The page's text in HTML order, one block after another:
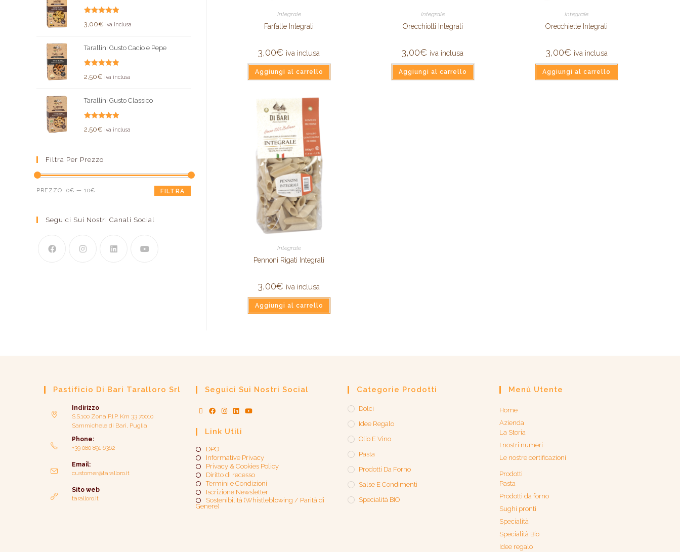
Integrale
Farfalle Integrali
3,00€ iva inclusa
Aggiungi al carrello
Integrale
Orecchiotti Integrali
3,00€ iva inclusa
Aggiungi al carrello
Integrale
Orecchiette Integrali
3,00€ iva inclusa
Aggiungi al carrello
Integrale
Pennoni Rigati Integrali
3,00€ iva inclusa
Aggiungi al carrello
3,00€ iva inclusa
Tarallini Gusto Cacio e Pepe
2,50€ iva inclusa
Tarallini Gusto Classico
2,50€ iva inclusa
Filtra Per Prezzo
FILTRA
PREZZO: 0€ — 10€
Seguici Sui Nostri Canali Social
Pastificio Di Bari Taralloro Srl
Indirizzo
S.S.100 Zona P.I.P. Km 33 70010
Sammichele di Bari, Puglia
Phone:
+39 080 891 6362
Email:
customer@taralloro.it
Sito web
taralloro.it
Seguici Sui Nostri Social
Link Utili
DPO
Informative Privacy
Privacy & Cookies Policy
Diritto di recesso
Termini e Condizioni
Iscrizione Newsletter
Sostenibilità (Whistleblowing / Parità di
Genere)​
Categorie Prodotti
Dolci
Idee Regalo
Olio E Vino
Pasta
Prodotti Da Forno
Salse E Condimenti
Specialità BIO
Menù Utente
Home
Azienda
La Storia
I nostri numeri
Le nostre certificazioni
Prodotti
Pasta
Prodotti da forno
Sughi pronti
Specialità
Specialità Bio
Idee regalo